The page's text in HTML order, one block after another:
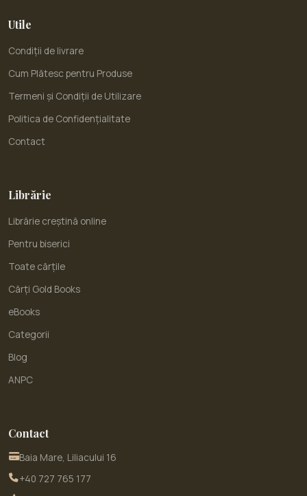
Utile
Condiții de livrare
Cum Plătesc pentru Produse
Termeni și Condiții de Utilizare
Politica de Confidențialitate
Contact
Librărie
Librărie creștină online
Pentru biserici
Toate cărțile
Cărți Gold Books
eBooks
Categorii
Blog
ANPC
Contact
Baia Mare, Liliacului 16
+40 727 765 177